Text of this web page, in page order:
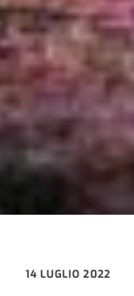
14 LUGLIO 2022